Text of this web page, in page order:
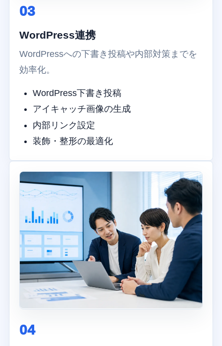
03
WordPress連携
WordPressへの下書き投稿や内部対策までを
効率化。
WordPress下書き投稿
アイキャッチ画像の生成
内部リンク設定
装飾・整形の最適化
04